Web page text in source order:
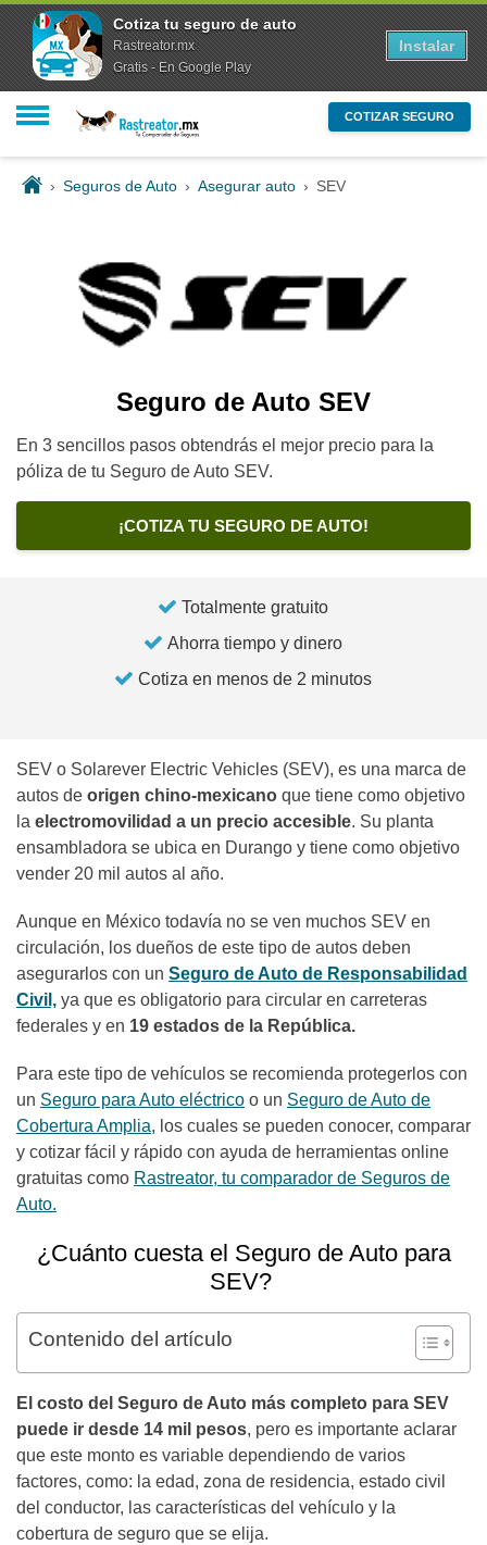
COTIZAR SEGURO
› Seguros de Auto › Asegurar auto › SEV
Seguro de Auto SEV
En 3 sencillos pasos obtendrás el mejor precio para la
póliza de tu Seguro de Auto SEV.
¡COTIZA TU SEGURO DE AUTO!
Totalmente gratuito
Ahorra tiempo y dinero
Cotiza en menos de 2 minutos
SEV o Solarever Electric Vehicles (SEV), es una marca de
autos de origen chino-mexicano que tiene como objetivo
la electromovilidad a un precio accesible. Su planta
ensambladora se ubica en Durango y tiene como objetivo
vender 20 mil autos al año.
Aunque en México todavía no se ven muchos SEV en
circulación, los dueños de este tipo de autos deben
asegurarlos con un Seguro de Auto de Responsabilidad
Civil, ya que es obligatorio para circular en carreteras
federales y en 19 estados de la República.
Para este tipo de vehículos se recomienda protegerlos con
un Seguro para Auto eléctrico o un Seguro de Auto de
Cobertura Amplia, los cuales se pueden conocer, comparar
y cotizar fácil y rápido con ayuda de herramientas online
gratuitas como Rastreator, tu comparador de Seguros de
Auto.
¿Cuánto cuesta el Seguro de Auto para
SEV?
Contenido del artículo
El costo del Seguro de Auto más completo para SEV
puede ir desde 14 mil pesos, pero es importante aclarar
que este monto es variable dependiendo de varios
factores, como: la edad, zona de residencia, estado civil
del conductor, las características del vehículo y la
cobertura de seguro que se elija.
Cotiza tu seguro de auto
Rastreator.mx
Gratis - En Google Play
Instalar